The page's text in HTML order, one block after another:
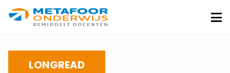
Metafoor
Onderwijs
LONGREAD